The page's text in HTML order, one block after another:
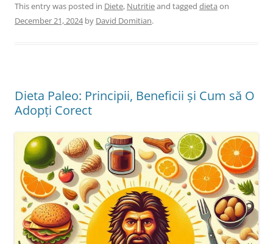
This entry was posted in Diete, Nutritieand tagged dieta on
December 21, 2024by David Domitian.
Dieta Paleo: Principii, Beneficii și Cum să O
Adopți Corect